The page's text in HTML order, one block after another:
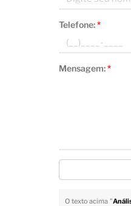
Telefone:*
Mensagem:*
O texto acima "